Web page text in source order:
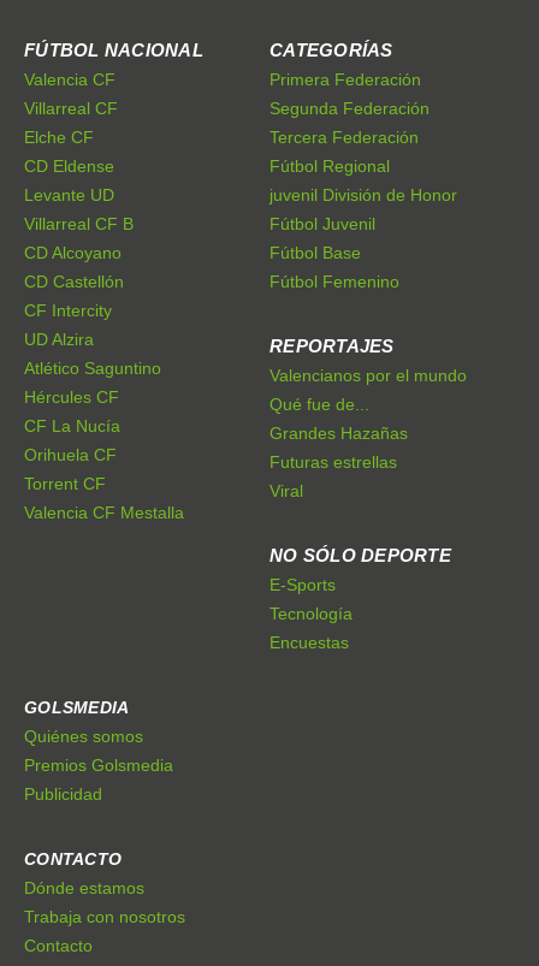
FÚTBOL NACIONAL
Valencia CF
Villarreal CF
Elche CF
CD Eldense
Levante UD
Villarreal CF B
CD Alcoyano
CD Castellón
CF Intercity
UD Alzira
Atlético Saguntino
Hércules CF
CF La Nucía
Orihuela CF
Torrent CF
Valencia CF Mestalla
CATEGORÍAS
Primera Federación
Segunda Federación
Tercera Federación
Fútbol Regional
juvenil División de Honor
Fútbol Juvenil
Fútbol Base
Fútbol Femenino
REPORTAJES
Valencianos por el mundo
Qué fue de...
Grandes Hazañas
Futuras estrellas
Viral
NO SÓLO DEPORTE
E-Sports
Tecnología
Encuestas
GOLSMEDIA
Quiénes somos
Premios Golsmedia
Publicidad
CONTACTO
Dónde estamos
Trabaja con nosotros
Contacto